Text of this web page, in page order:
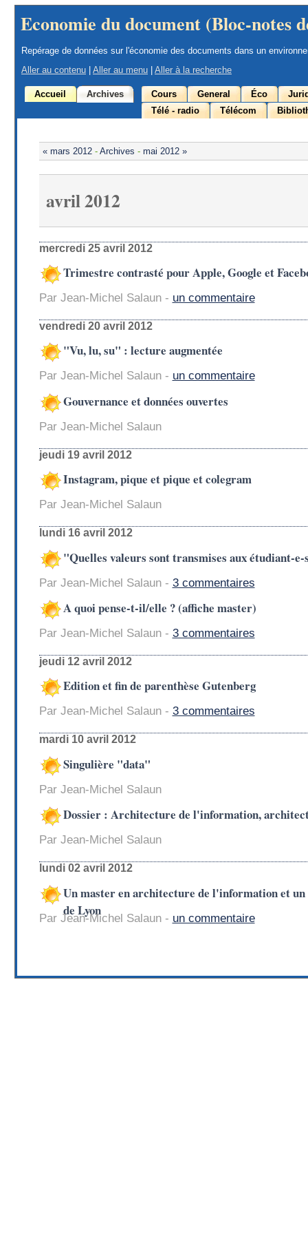
Economie du document (Bloc-notes
Repérage de données sur l'économie des documents dans un
Aller au contenu
Aller au menu Aller à la recherche
Accueil Archives Cours General Éco
Télé - radio
Télécom
« mars 2012- Archives - mai 2012 »
avril 2012
mercredi 25 avril 2012
Trimestre contrasté pour Apple, Google et
Par Jean-Michel Salaun - un commentaire
vendredi 20 avril 2012
"Vu, lu, su" : lecture augmentée
Par Jean-Michel Salaun - un commentaire
Gouvernance et données ouvertes
Par Jean-Michel Salaun
jeudi 19 avril 2012
Instagram, pique et pique et colegram
Par Jean-Michel Salaun
lundi 16 avril 2012
"Quelles valeurs sont transmises aux étudiant-
Par Jean-Michel Salaun - 3 commentaires
A quoi pense-t-il/elle ? (affiche master)
Par Jean-Michel Salaun - 3 commentaires
jeudi 12 avril 2012
Edition et fin de parenthèse Gutenberg
Par Jean-Michel Salaun - 3 commentaires
mardi 10 avril 2012
Singulière "data"
Par Jean-Michel Salaun
Dossier : Architecture de l'information,
Par Jean-Michel Salaun
lundi 02 avril 2012
Un master en architecture de l'information et
de Lyon
Par Jean-Michel Salaun - un commentaire